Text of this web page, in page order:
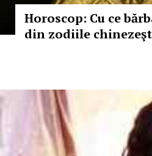
Horoscop: Cu ce
din zodiile